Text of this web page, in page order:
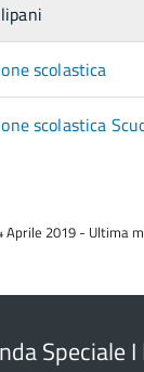
scolastica
scolastica
2019 - Ultima
Speciale